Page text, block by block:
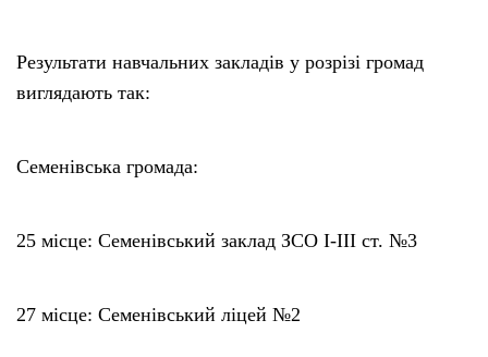
Результати навчальних закладів у розрізі громад
виглядають так:
Семенівська громада:
25 місце: Семенівський заклад ЗСО І-ІІІ ст. №3
27 місце: Семенівський ліцей №2